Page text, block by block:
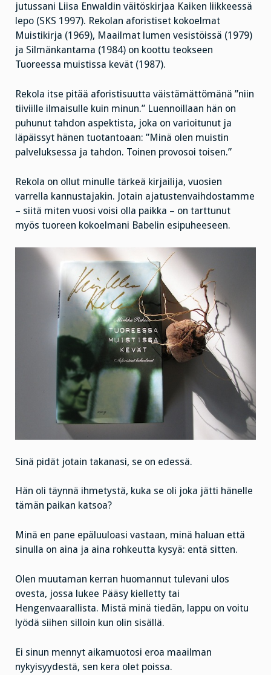
jutussani Liisa Enwaldin väitöskirjaa Kaiken liikkeessä
lepo (SKS 1997). Rekolan aforistiset kokoelmat
Muistikirja (1969), Maailmat lumen vesistöissä (1979)
ja Silmänkantama (1984) on koottu teokseen
Tuoreessa muistissa kevät (1987).
Rekola itse pitää aforistisuutta väistämättömänä ”niin
tiiviille ilmaisulle kuin minun.” Luennoillaan hän on
puhunut tahdon aspektista, joka on varioitunut ja
läpäissyt hänen tuotantoaan: ”Minä olen muistin
palveluksessa ja tahdon. Toinen provosoi toisen.”
Rekola on ollut minulle tärkeä kirjailija, vuosien
varrella kannustajakin. Jotain ajatustenvaihdostamme
– siitä miten vuosi voisi olla paikka – on tarttunut
myös tuoreen kokoelmani Babelin esipuheeseen.
Sinä pidät jotain takanasi, se on edessä.
Hän oli täynnä ihmetystä, kuka se oli joka jätti hänelle
tämän paikan katsoa?
Minä en pane epäluuloasi vastaan, minä haluan että
sinulla on aina ja aina rohkeutta kysyä: entä sitten.
Olen muutaman kerran huomannut tulevani ulos
ovesta, jossa lukee Pääsy kielletty tai
Hengenvaarallista. Mistä minä tiedän, lappu on voitu
lyödä siihen silloin kun olin sisällä.
Ei sinun mennyt aikamuotosi eroa maailman
nykyisyydestä, sen kera olet poissa.